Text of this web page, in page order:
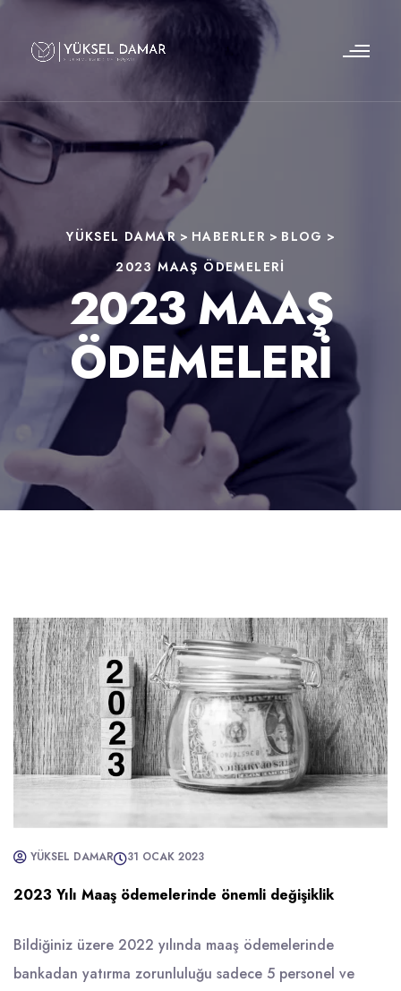
YÜKSEL DAMAR > HABERLER > BLOG >
2023 MAAŞ ÖDEMELERI
2023 MAAŞ
ÖDEMELERI
YÜKSEL DAMAR 31 OCAK 2023
2023 Yılı Maaş ödemelerinde önemli değişiklik
Bildiğiniz üzere 2022 yılında maaş ödemelerinde
bankadan yatırma zorunluluğu sadece 5 personel ve